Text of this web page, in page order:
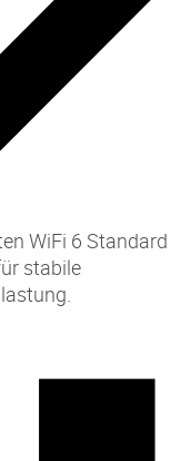
WiFi 6 Standard
stabile